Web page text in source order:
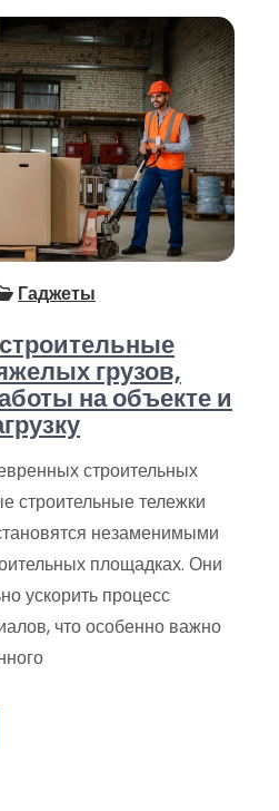
Гаджеты
грузов,
на объекте и
строительных
строительные тележки
незаменимыми
площадках. Они
ускорить процесс
что особенно важно